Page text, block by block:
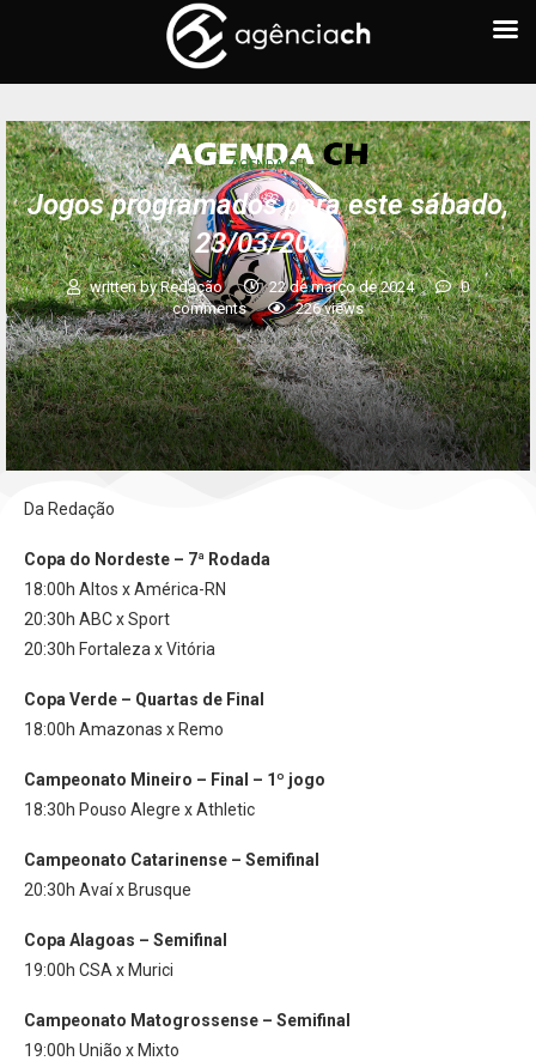
AGENDA CH
Jogos programados para este sábado,
23/03/2024
written byRedação 22 de março de 2024
0
comments
226views
Da Redação
Copa do Nordeste – 7ª Rodada
18:00h Altos x América-RN
20:30h ABC x Sport
20:30h Fortaleza x Vitória
Copa Verde – Quartas de Final
18:00h Amazonas x Remo
Campeonato Mineiro – Final – 1º jogo
18:30h Pouso Alegre x Athletic
Campeonato Catarinense – Semifinal
20:30h Avaí x Brusque
Copa Alagoas – Semifinal
19:00h CSA x Murici
Campeonato Matogrossense – Semifinal
19:00h União x Mixto